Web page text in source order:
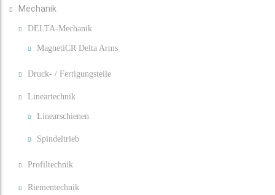
Mechanik
DELTA-Mechanik
MagnetiCR Delta Arms
Druck- / Fertigungsteile
Lineartechnik
Linearschienen
Spindeltrieb
Profiltechnik
Riementechnik